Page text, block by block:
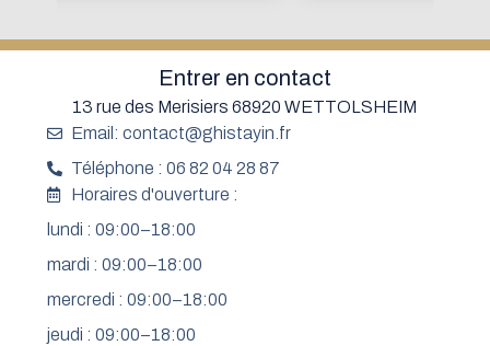
Entrer en contact
13 rue des Merisiers 68920 WETTOLSHEIM
Email: contact@ghistayin.fr
Téléphone : 06 82 04 28 87
Horaires d'ouverture :
lundi : 09:00–18:00
mardi : 09:00–18:00
mercredi : 09:00–18:00
jeudi : 09:00–18:00